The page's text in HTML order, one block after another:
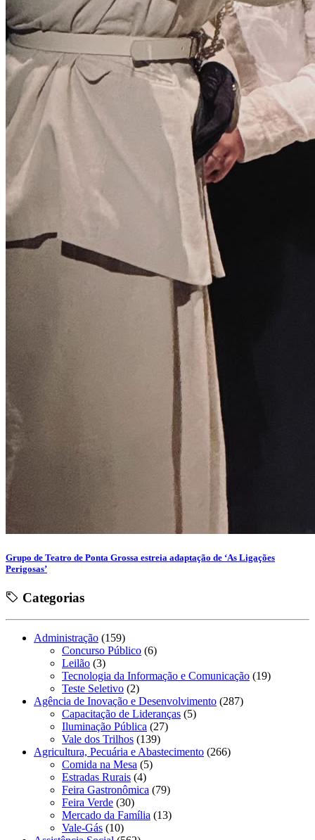
Grupo de Teatro de Ponta Grossa estreia adaptação de ‘As Ligações
Perigosas’
Categorias
Administração (159)
Concurso Público (6)
Leilão (3)
Tecnologia da Informação e Comunicação (19)
Teste Seletivo (2)
Agência de Inovação e Desenvolvimento (287)
Capacitação de Lideranças (5)
Iluminação Pública (27)
Vale dos Trilhos (139)
Agricultura, Pecuária e Abastecimento (266)
Comida na Mesa (5)
Estradas Rurais (4)
Feira Gastronômica (79)
Feira Verde (30)
Mercado da Família (13)
Vale-Gás (10)